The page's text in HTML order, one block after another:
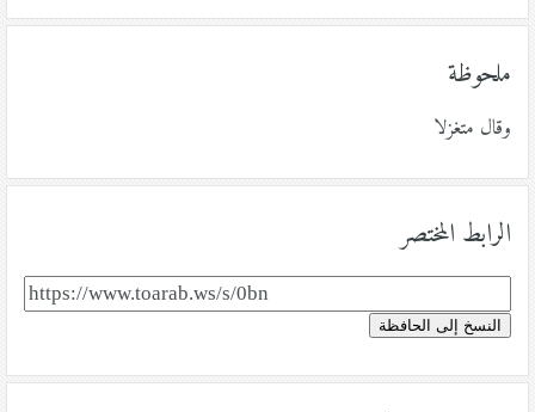
ملحوظة
وقال متغزلا
الرابط المختصر
النسخ إلى الحافظة